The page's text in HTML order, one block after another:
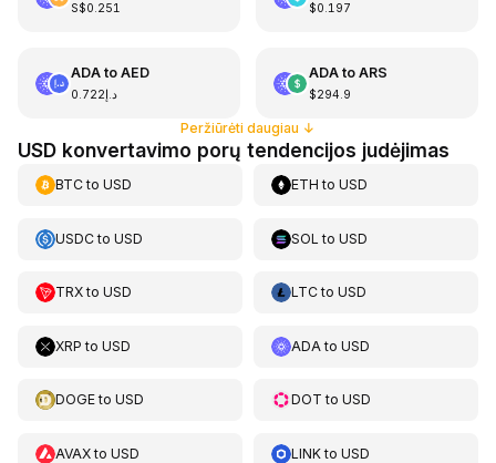
S$0.251 $0.197
ADAto AED
د.إ0.722
ADAto ARS
$294.9
Peržiūrėti daugiau ↓
USD konvertavimo porų tendencijos judėjimas
BTCto USD ETH toUSD
USDCto USD SOL toUSD
TRXto USD LTCtoUSD
XRP to USD ADA toUSD
DOGEto USD DOT toUSD
AVAXto USD LINKtoUSD